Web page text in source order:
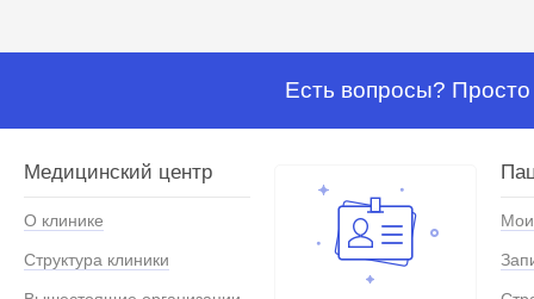
Есть вопросы?
Медицинский центр
О клинике
Структура клиники